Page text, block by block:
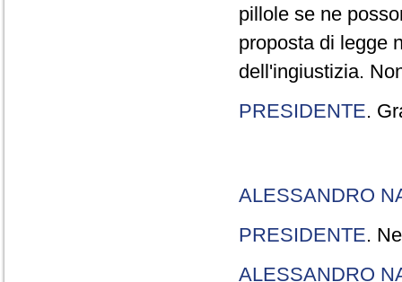
pillole se ne
proposta di legge
dell'ingiustizia.
PRESIDENTE.
ALESSANDRO
PRESIDENTE.
ALESSANDRO